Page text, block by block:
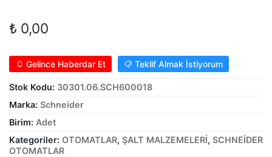
PANOLAR
ASPİRATÖRLER
₺ 0,00
Gelince Haberdar Et Teklif Almak İstiyorum
Stok Kodu: 30301.06.SCH600018
Marka: Schneider
Birim: Adet
Kategoriler: OTOMATLAR, ŞALT MALZEMELERİ, SCHNEİDER
OTOMATLAR